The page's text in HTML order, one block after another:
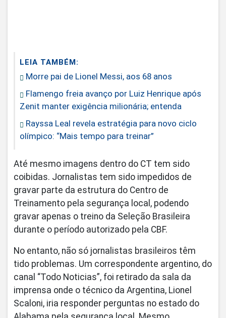
LEIA TAMBÉM:
Morre pai de Lionel Messi, aos 68 anos
Flamengo freia avanço por Luiz Henrique após
Zenit manter exigência milionária; entenda
Rayssa Leal revela estratégia para novo ciclo
olímpico: “Mais tempo para treinar”
Até mesmo imagens dentro do CT tem sido
coibidas. Jornalistas tem sido impedidos de
gravar parte da estrutura do Centro de
Treinamento pela segurança local, podendo
gravar apenas o treino da Seleção Brasileira
durante o período autorizado pela CBF.
No entanto, não só jornalistas brasileiros têm
tido problemas. Um correspondente argentino, do
canal “Todo Noticias”, foi retirado da sala da
imprensa onde o técnico da Argentina, Lionel
Scaloni, iria responder perguntas no estado do